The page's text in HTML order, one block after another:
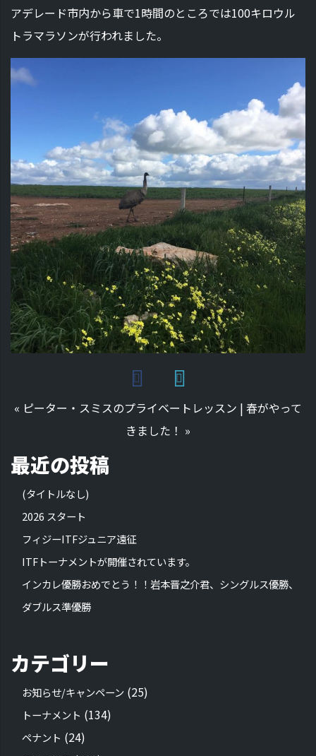
アデレード市内から車で1時間のところでは100キロウル
トラマラソンが行われました。
« ピーター・スミスのプライベートレッスン | 春がやって
きました！ »
最近の投稿
(タイトルなし)
2026 スタート
フィジーITFジュニア遠征
ITFトーナメントが開催されています。
インカレ優勝おめでとう！！岩本晋之介君、シングルス優勝、
ダブルス準優勝
カテゴリー
お知らせ/キャンペーン (25)
トーナメント (134)
ペナント (24)